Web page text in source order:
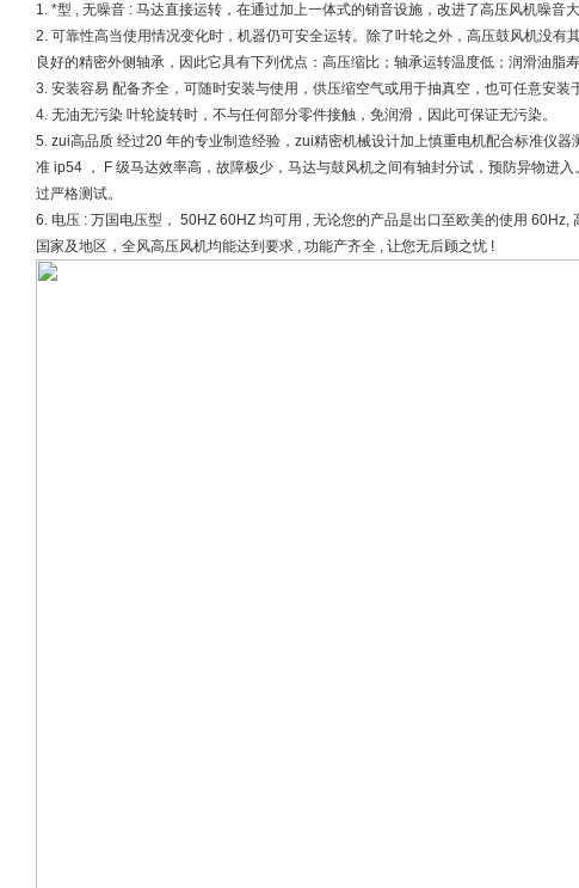
1. *型 , 无噪音 : 马达直接运转，在通过加上一体式的销音设施，改进了高压风机噪音
2. 可靠性高当使用情况变化时，机器仍可安全运转。除了叶轮之外，高压鼓风机没有
良好的精密外侧轴承，因此它具有下列优点：高压缩比；轴承运转温度低；润滑油脂寿
3. 安装容易 配备齐全，可随时安装与使用，供压缩空气或用于抽真空，也可任意安装
4. 无油无污染 叶轮旋转时，不与任何部分零件接触，免润滑，因此可保证无污染。
5. zui高品质 经过20 年的专业制造经验，zui精密机械设计加上慎重电机配合标准仪
准 ip54 ， F 级马达效率高，故障极少，马达与鼓风机之间有轴封分试，预防异物进
过严格测试。
6. 电压 : 万国电压型， 50HZ 60HZ 均可用 , 无论您的产品是出口至欧美的使用 60Hz,
国家及地区，全风高压风机均能达到要求 , 功能产齐全 , 让您无后顾之忧 !